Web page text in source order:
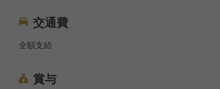
交通費
全額支給
賞与